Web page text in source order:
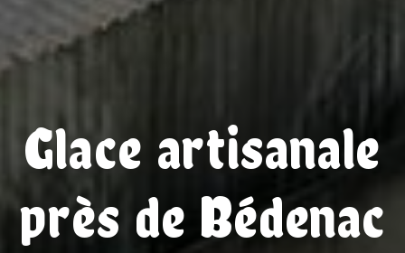
Glace artisanale
près de Bédenac